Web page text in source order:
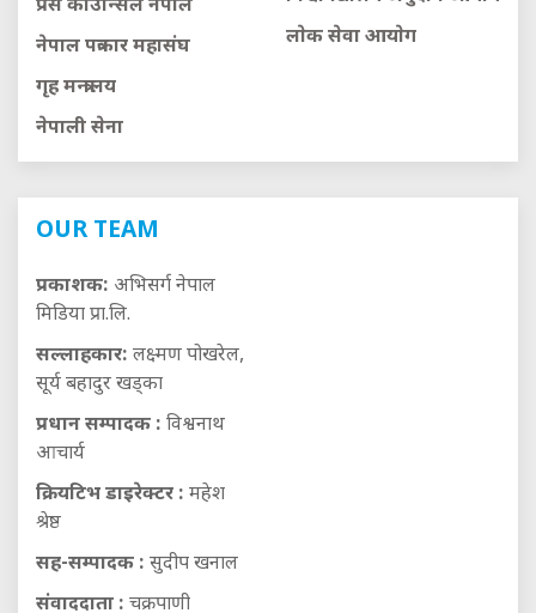
प्रेस काउन्सिल नेपाल
नेपाल पत्रकार महासंघ
गृह मन्त्रालय
नेपाली सेना
लाेक सेवा आयाेग
OUR TEAM
प्रकाशक: अभिसर्ग नेपाल
मिडिया प्रा.लि.
सल्लाहकार: लक्ष्मण पोखरेल,
सूर्य बहादुर खड्का
प्रधान सम्पादक : विश्वनाथ
आचार्य
क्रियटिभ डाइरेक्टर : महेश
श्रेष्ठ
सह-सम्पादक : सुदीप खनाल
संवाददाता : चक्रपाणी